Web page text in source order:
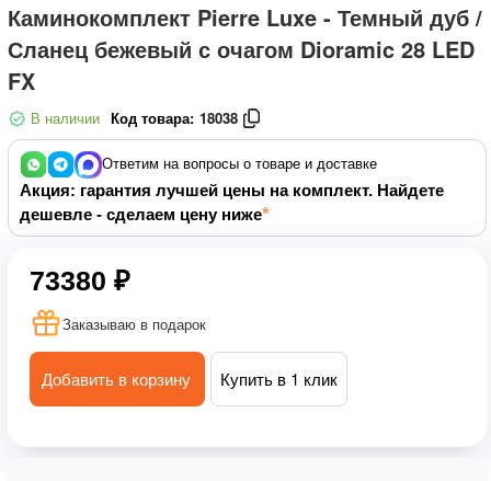
Каминокомплект Pierre Luxe - Темный дуб /
Сланец бежевый с очагом Dioramic 28 LED
FX
В наличии Код товара: 18038
Ответим на вопросы о товаре и доставке
Акция: гарантия лучшей цены на комплект. Найдете
дешевле - сделаем цену ниже
73380 ₽
Заказываю в подарок
Добавить в корзину Купить в 1 клик